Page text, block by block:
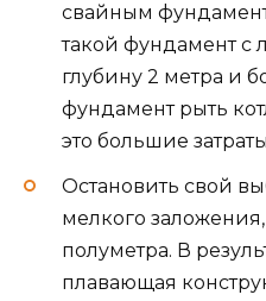
свайным
такой фундамент с
глубину 2 метра и
фундамент рыть
это большие
Остановить свой
мелкого
полуметра. В
плавающая